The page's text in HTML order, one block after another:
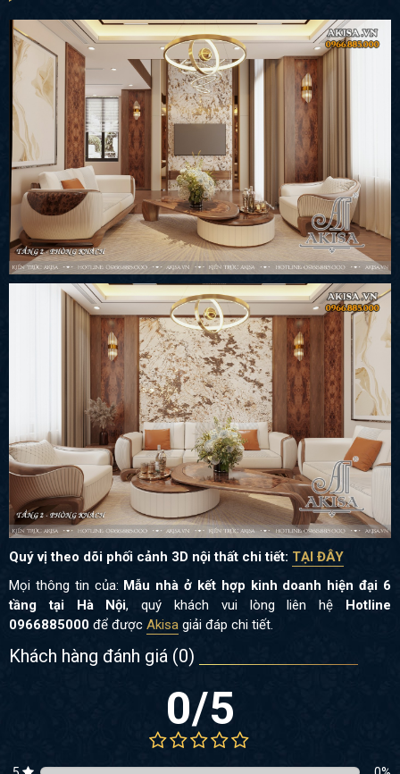
Quý vị theo dõi phối cảnh 3D nội thất chi tiết: TẠI ĐÂY
Mọi thông tin của: Mẫu nhà ở kết hợp kinh doanh hiện đại 6
tầng tại Hà Nội, quý khách vui lòng liên hệ Hotline
0966885000 để được Akisa giải đáp chi tiết.
Khách hàng đánh giá (0)
0/5